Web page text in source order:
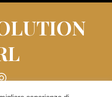
8/10 - 20121 Milano